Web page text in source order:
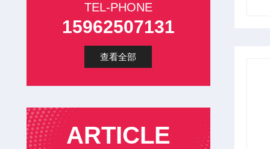
TEL-PHONE
15962507131
查看全部
ARTICLE